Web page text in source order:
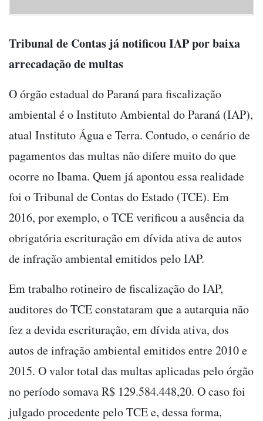
Tribunal de Contas já notificou IAP por baixa
arrecadação de multas
O órgão estadual do Paraná para fiscalização
ambiental é o Instituto Ambiental do Paraná (IAP),
atual Instituto Água e Terra. Contudo, o cenário de
pagamentos das multas não difere muito do que
ocorre no Ibama. Quem já apontou essa realidade
foi o Tribunal de Contas do Estado (TCE). Em
2016, por exemplo, o TCE verificou a ausência da
obrigatória escrituração em dívida ativa de autos
de infração ambiental emitidos pelo IAP.
Em trabalho rotineiro de fiscalização do IAP,
auditores do TCE constataram que a autarquia não
fez a devida escrituração, em dívida ativa, dos
autos de infração ambiental emitidos entre 2010 e
2015. O valor total das multas aplicadas pelo órgão
no período somava R$ 129.584.448,20. O caso foi
julgado procedente pelo TCE e, dessa forma,